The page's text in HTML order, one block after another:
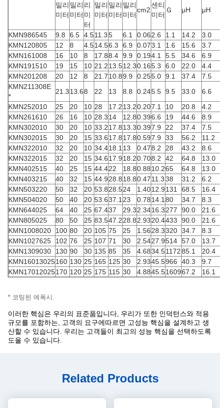
밀리
미터
밀리
미터
리
미
터
밀리
미터
밀리
미터
밀리
미터
cm2
센티
미터
Ｇ μH μH
KMN986545 9.8 6.5 4.511.35 6.1 0.062.6 1.1 14.2
3.0
KMN120805
12 8 4.514.56.3 6.9 0.073.1 1.6 15.6
3.7
KMN161008
16 10 8 17.88.4 9.9 0.194.1 5.5 34.6
6.9
KMN191510
19 15 10 21.213.512.30.165.3 6.0 22.0
4.4
KMN201208
20 12 8 21.710.89.9 0.255.0 9.1 37.4
7.5
KMN211308E
*
21.313.68 22 13 8.8 0.245.5 9.5 33.0
6.6
KMN252010
25 20 10 28 17.213.20.207.1 10 20.8
4.2
KMN261610
26 16 10 28.314 12.80.396.6 19 44.6
8.9
KMN302010
30 20 10 33.217.813.30.397.9 22 37.4
7.5
KMN302015
30 20 15 33.617.817.80.597.9 33 56.2
11.2
KMN322010
32 20 10 34.418.1 13 0.478.2 28 43.2
8.6
KMN322015
32 20 15 34.617.918.20.708.2 42 64.8
13.0
KMN402515
40 25 15 44.422 18.80.8810.265 64.8
13.0
KMN403215
40 32 15 44.928.818.80.4711.338 31.2
6.2
KMN503220
50 32 20 53.828.524 1.4012.9131 68.5
16.4
KMN504020
50 40 20 53.637.1 23 0.7814.1 80 34.7
8.3
KMN644025
64 40 25 67.437 29.32.3416.3277 90.0
21.6
KMN805025
80 50 25 83.547.228.82.9320.4433 90.0
21.6
KMN1008020
100 80 20 105 75 25 1.5628.3320 34.7
8.3
KMN1027625
102 76 25 107 71 30 2.5427.9514 57.0
13.7
KMN1309030
130 90 30 135 85 35 4.6834.5117285.1
20.4
KMN16013025160 130 25 165 125 30 2.9345.5966 40.3
9.7
KMN17012025170 120 25 175 115 30 4.8845.5160967.2 16.1
* 코팅된 에폭시.
이러한 핵심은 우리의 표준품입니다, 우리가 또한 인덕턴스와 적용
규모를 포함하는, 고객의 요구에따르면 고성능 핵심을 설계하고 생
산할 수 있습니다. 우리는 고객들이 최고의 성능 핵심을 선택하도록
도울 수 있습니다.
Related Products